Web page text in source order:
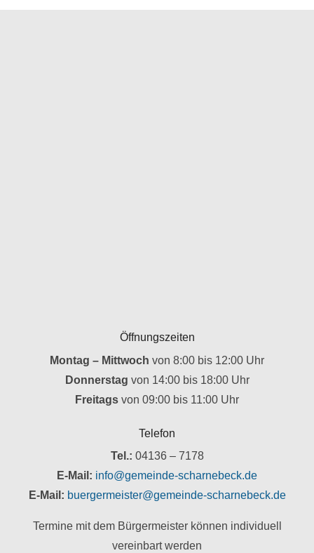
Öffnungszeiten
Montag – Mittwoch von 8:00 bis 12:00 Uhr
Donnerstag von 14:00 bis 18:00 Uhr
Freitags von 09:00 bis 11:00 Uhr
Telefon
Tel.: 04136 – 7178
E-Mail: info@gemeinde-scharnebeck.de
E-Mail: buergermeister@gemeinde-scharnebeck.de
Termine mit dem Bürgermeister können individuell
vereinbart werden